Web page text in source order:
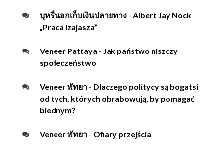
บุหรี่นอกเก็บเงินปลายทาง - Albert Jay Nock
„Praca Izajasza”
Veneer Pattaya - Jak państwo niszczy
społeczeństwo
Veneer พัทยา - Dlaczego politycy są bogatsi
od tych, których obrabowują, by pomagać
biednym?
Veneer พัทยา - Ofiary przejścia